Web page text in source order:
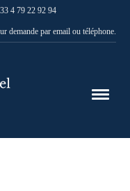
4 79 22 92 94
demande par email ou téléphone.